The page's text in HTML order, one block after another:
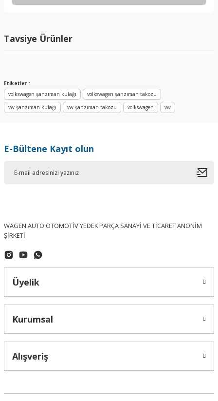
Tavsiye Ürünler
3.880,78 ₺
Etiketler :
volkswagen şanzıman kulağı
volkswagen şanzıman takozu
vw şanzıman kulağı
vw şanzıman takozu volkswagen vw
E-Bültene Kayıt olun
WAGEN AUTO OTOMOTİV YEDEK PARÇA SANAYİ VE TİCARET ANONİM
ŞİRKETİ
Üyelik
Kurumsal
Alışveriş